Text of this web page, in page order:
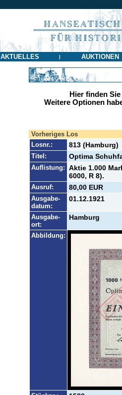
AKTUELLES | AUKTIONEN
Hier finden
Weitere Optionen
Vorheriges Los
Losnr.:
813 (Hamburg)
Titel: Optima
Auflistung: Aktie 1.000
6000, R 8).
Ausruf: 80,00 EUR
Ausgabe-
datum:
01.12.1921
Ausgabe-
ort:
Hamburg
Abbildung: